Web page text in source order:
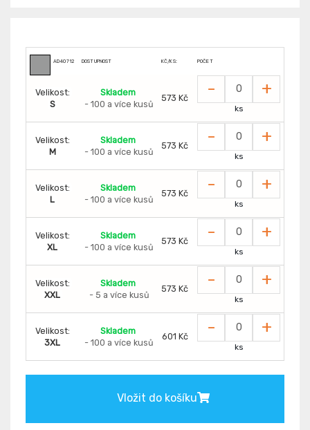
AD40712 DOSTUPNOST KČ/KS: POČET
Velikost:
S
Skladem
- 100 a více kusů
573 Kč - +
ks
Velikost:
M
Skladem
- 100 a více kusů
573 Kč - +
ks
Velikost:
L
Skladem
- 100 a více kusů
573 Kč - +
ks
Velikost:
XL
Skladem
- 100 a více kusů
573 Kč - +
ks
Velikost:
XXL
Skladem
- 5 a více kusů
573 Kč - +
ks
Velikost:
3XL
Skladem
- 100 a více kusů
601 Kč - +
ks
Vložit do košíku